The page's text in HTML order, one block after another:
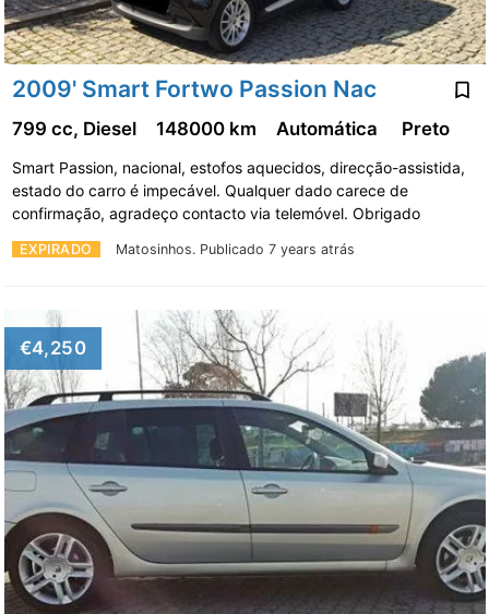
2009' Smart Fortwo Passion Nac
EXPIRADO Matosinhos. Publicado 7 years atrás
799 cc, Diesel 148000 km Automática Preto
Smart Passion, nacional, estofos aquecidos, direcção-assistida,
estado do carro é impecável. Qualquer dado carece de
confirmação, agradeço contacto via telemóvel. Obrigado
€4,250